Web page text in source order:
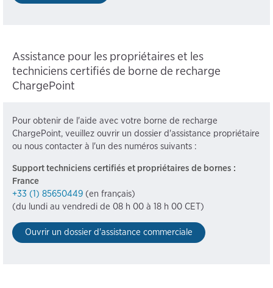
Assistance pour les propriétaires et les
techniciens certifiés de borne de recharge
ChargePoint
Pour obtenir de l'aide avec votre borne de recharge
ChargePoint, veuillez ouvrir un dossier d'assistance propriétaire
ou nous contacter à l'un des numéros suivants :
Support techniciens certifiés et propriétaires de bornes :
France
+33 (1) 85650449 (en français)
(du lundi au vendredi de 08 h 00 à 18 h 00 CET)
Ouvrir un dossier d'assistance commerciale